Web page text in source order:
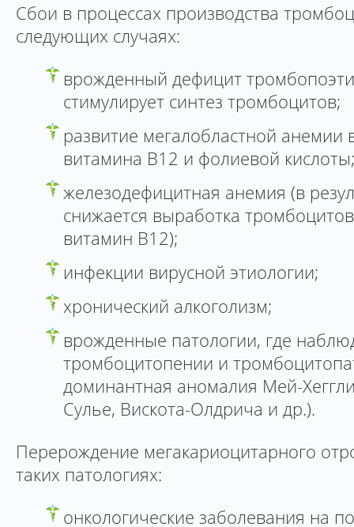
Сбои в процессах производства
следующих случаях:
врожденный дефицит
стимулирует синтез тромбоцитов;
развитие мегалобластной анемии
витамина В12 и фолиевой кислоты;
железодефицитная анемия (в
снижается выработка
витамин В12);
инфекции вирусной этиологии;
хронический алкоголизм;
врожденные патологии, где
тромбоцитопении и
доминантная аномалия Мей-
Сулье, Вискота-Олдрича и др.).
Перерождение мегакариоцитарного
таких патологиях:
онкологические заболевания на